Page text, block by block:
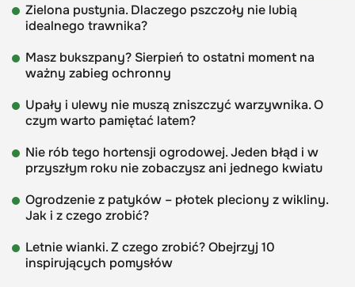
Zielona pustynia. Dlaczego pszczoły nie lubią
idealnego trawnika?
Masz bukszpany? Sierpień to ostatni moment na
ważny zabieg ochronny
Upały i ulewy nie muszą zniszczyć warzywnika. O
czym warto pamiętać latem?
Nie rób tego hortensji ogrodowej. Jeden błąd i w
przyszłym roku nie zobaczysz ani jednego kwiatu
Ogrodzenie z patyków – płotek pleciony z wikliny.
Jak i z czego zrobić?
Letnie wianki. Z czego zrobić? Obejrzyj 10
inspirujących pomysłów